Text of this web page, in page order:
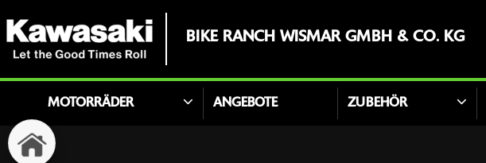
BIKE RANCH WISMAR GMBH & CO. KG
MOTORRÄDER ANGEBOTE ZUBEHÖR